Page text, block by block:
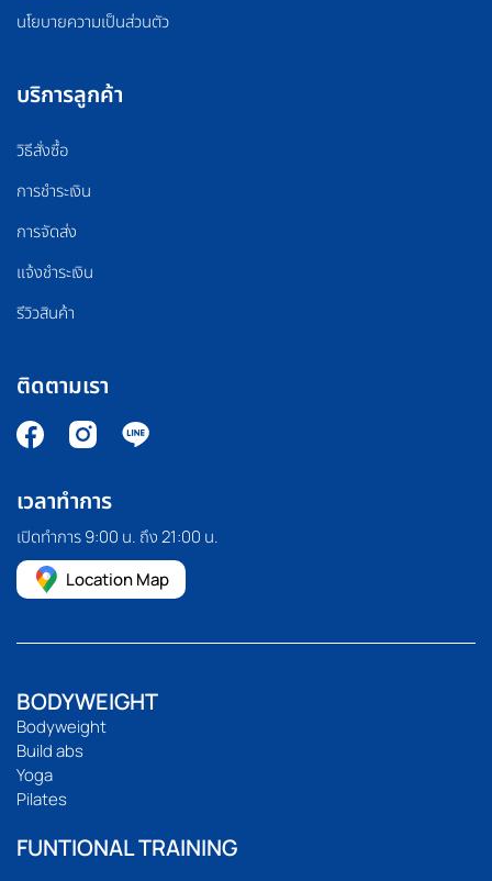
นโยบายความเป็นส่วนตัว
บริการลูกค้า
วิธีสั่งซื้อ
การชำระเงิน
การจัดส่ง
แจ้งชำระเงิน
รีวิวสินค้า
ติดตามเรา
เวลาทำการ
เปิดทำการ 9:00 น. ถึง 21:00 น.
Location Map
BODYWEIGHT
Bodyweight
Build abs
Yoga
Pilates
FUNTIONAL TRAINING